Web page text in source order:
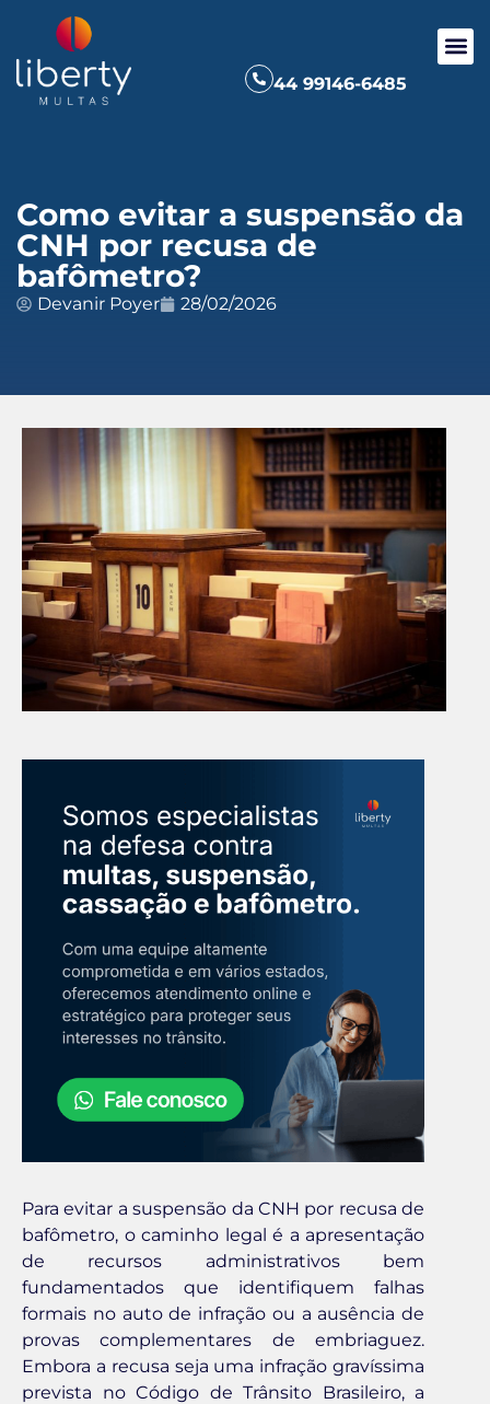
44 99146-6485
Como evitar a suspensão da
CNH por recusa de
bafômetro?
Devanir Poyer 28/02/2026
Para evitar a suspensão da CNH por recusa de
bafômetro, o caminho legal é a apresentação
de recursos administrativos bem
fundamentados que identifiquem falhas
formais no auto de infração ou a ausência de
provas complementares de embriaguez.
Embora a recusa seja uma infração gravíssima
prevista no Código de Trânsito Brasileiro, a